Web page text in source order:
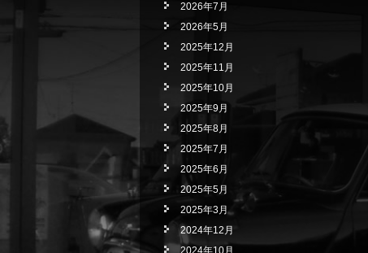
2026年7月
2026年5月
2025年12月
2025年11月
2025年10月
2025年9月
2025年8月
2025年7月
2025年6月
2025年5月
2025年3月
2024年12月
2024年10月